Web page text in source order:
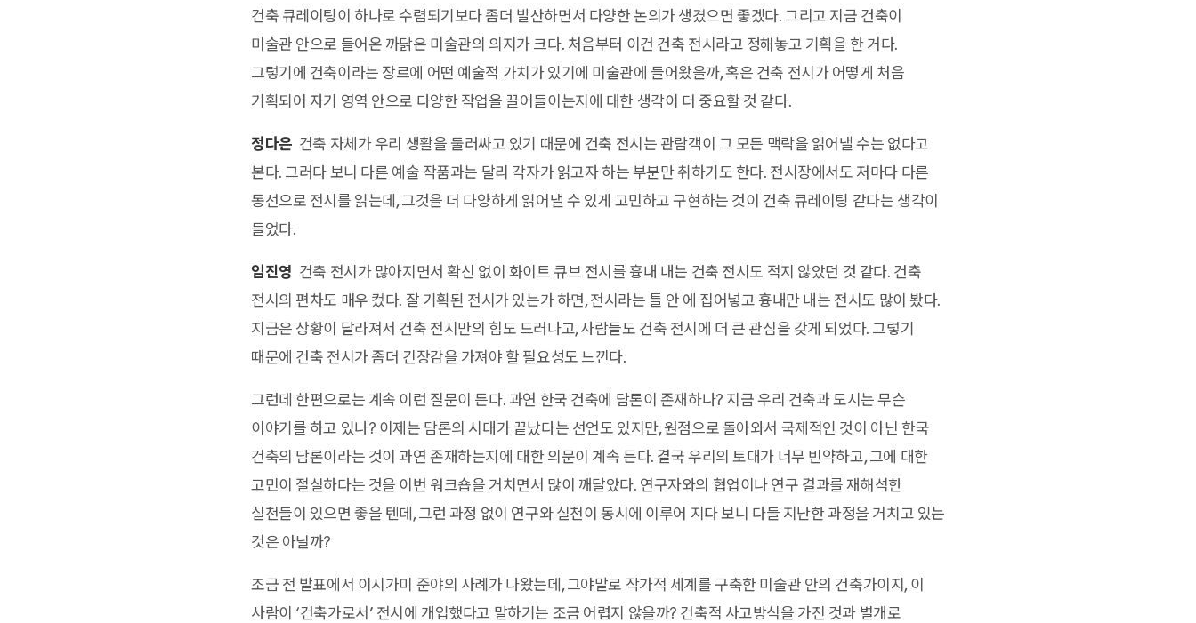
건축 큐레이팅이 하나로 수렴되기보다 좀더 발산하면서 다양한 논의가 생겼으면 좋겠다. 그리고 지금 건축이
미술관 안으로 들어온 까닭은 미술관의 의지가 크다. 처음부터 이건 건축 전시라고 정해놓고 기획을 한 거다.
그렇기에 건축이라는 장르에 어떤 예술적 가치가 있기에 미술관에 들어왔을까, 혹은 건축 전시가 어떻게 처음
기획되어 자기 영역 안으로 다양한 작업을 끌어들이는지에 대한 생각이 더 중요할 것 같다.
정다은 건축 자체가 우리 생활을 둘러싸고 있기 때문에 건축 전시는 관람객이 그 모든 맥락을 읽어낼 수는 없다고
본다. 그러다 보니 다른 예술 작품과는 달리 각자가 읽고자 하는 부분만 취하기도 한다. 전시장에서도 저마다 다른
동선으로 전시를 읽는데, 그것을 더 다양하게 읽어낼 수 있게 고민하고 구현하는 것이 건축 큐레이팅 같다는 생각이
들었다.
임진영 건축 전시가 많아지면서 확신 없이 화이트 큐브 전시를 흉내 내는 건축 전시도 적지 않았던 것 같다. 건축
전시의 편차도 매우 컸다. 잘 기획된 전시가 있는가 하면, 전시라는 틀 안 에 집어넣고 흉내만 내는 전시도 많이 봤다.
지금은 상황이 달라져서 건축 전시만의 힘도 드러나고, 사람들도 건축 전시에 더 큰 관심을 갖게 되었다. 그렇기
때문에 건축 전시가 좀더 긴장감을 가져야 할 필요성도 느낀다.
그런데 한편으로는 계속 이런 질문이 든다. 과연 한국 건축에 담론이 존재하나? 지금 우리 건축과 도시는 무슨
이야기를 하고 있나? 이제는 담론의 시대가 끝났다는 선언도 있지만, 원점으로 돌아와서 국제적인 것이 아닌 한국
건축의 담론이라는 것이 과연 존재하는지에 대한 의문이 계속 든다. 결국 우리의 토대가 너무 빈약하고, 그에 대한
고민이 절실하다는 것을 이번 워크숍을 거치면서 많이 깨달았다. 연구자와의 협업이나 연구 결과를 재해석한
실천들이 있으면 좋을 텐데, 그런 과정 없이 연구와 실천이 동시에 이루어 지다 보니 다들 지난한 과정을 거치고 있는
것은 아닐까?
조금 전 발표에서 이시가미 준야의 사례가 나왔는데, 그야말로 작가적 세계를 구축한 미술관 안의 건축가이지, 이
사람이 ‘건축가로서’ 전시에 개입했다고 말하기는 조금 어렵지 않을까? 건축적 사고방식을 가진 것과 별개로